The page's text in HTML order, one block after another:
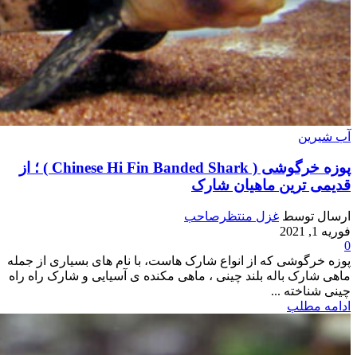
آب شیرین
پوزه خرگوشی ( Chinese Hi Fin Banded Shark ) ؛ از
قدیمی ترین ماهیان شارک
ارسال توسط غزل منتظرصاحب
فوریه 1, 2021
0
پوزه خرگوشی که از انواع شارک هاست، با نام های بسیاری از جمله
ماهی شارک باله بلند چینی ، ماهی مکنده ی آسیایی و شارک راه راه
چینی شناخته ...
ادامه مطلب